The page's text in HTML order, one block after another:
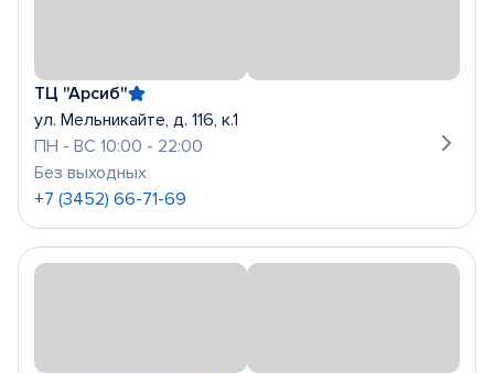
ТЦ "Арсиб"
ул. Мельникайте, д. 116, к.1
ПН - ВС 10:00 - 22:00
Без выходных
+7 (3452) 66-71-69